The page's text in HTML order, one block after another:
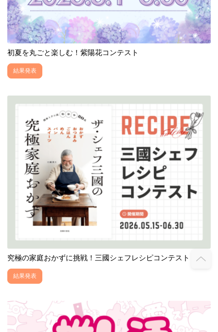
初夏を丸ごと楽しむ！紫陽花コンテスト
結果発表
究極の家庭おかずに挑戦！三國シェフレシピコンテスト
結果発表